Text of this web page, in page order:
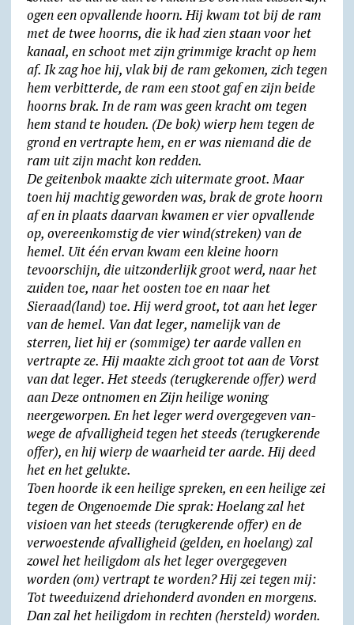
ogen een opvallende hoorn. Hij kwam tot bij de ram
met de twee hoorns, die ik had zien staan voor het
kanaal, en schoot met zijn grimmige kracht op hem
af. Ik zag hoe hij, vlak bij de ram gekomen, zich tegen
hem verbitterde, de ram een stoot gaf en zijn beide
hoorns brak. In de ram was geen kracht om tegen
hem stand te houden. (De bok) wierp hem tegen de
grond en vertrapte hem, en er was niemand die de
ram uit zijn macht kon redden.
De geitenbok maakte zich uitermate groot. Maar
toen hij machtig geworden was, brak de grote hoorn
af en in plaats daarvan kwamen er vier opvallende
op, overeenkomstig de vier wind(streken) van de
hemel. Uit één ervan kwam een kleine hoorn
tevoorschijn, die uitzonderlijk groot werd, naar het
zuiden toe, naar het oosten toe en naar het
Sieraad(land) toe. Hij werd groot, tot aan het leger
van de hemel. Van dat leger, namelijk van de
sterren, liet hij er (sommige) ter aarde vallen en
vertrapte ze. Hij maakte zich groot tot aan de Vorst
van dat leger. Het steeds (terugkerende offer) werd
aan Deze ontnomen en Zijn heilige woning
neergeworpen. En het leger werd overgegeven van­
wege de afval­lig­heid tegen het steeds (terug­kerende
offer), en hij wierp de waarheid ter aarde. Hij deed
het en het gelukte.
Toen hoorde ik een heilige spreken, en een heilige zei
tegen de Ongenoemde Die sprak: Hoelang zal het
visioen van het steeds (terugkerende offer) en de
verwoestende afvalligheid (gelden, en hoelang) zal
zowel het heiligdom als het leger overgegeven
worden (om) vertrapt te worden? Hij zei tegen mij:
Tot twee­duizend drie­honderd avonden en morgens.
Dan zal het heiligdom in rechten (hersteld) worden.